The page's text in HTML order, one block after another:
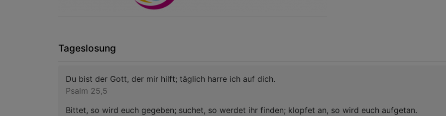
Tageslosung
Du bist der Gott, der mir hilft; täglich harre ich auf dich.
Psalm 25,5
Bittet, so wird euch gegeben; suchet, so werdet ihr finden; klopfet an, so wird euch aufgetan.